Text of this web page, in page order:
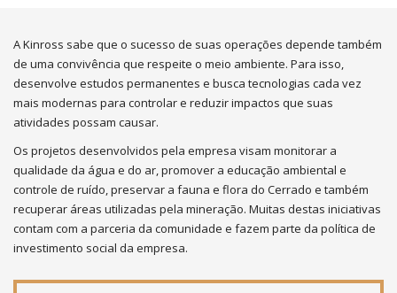
A Kinross sabe que o sucesso de suas operações depende também
de uma convivência que respeite o meio ambiente. Para isso,
desenvolve estudos permanentes e busca tecnologias cada vez
mais modernas para controlar e reduzir impactos que suas
atividades possam causar.
Os projetos desenvolvidos pela empresa visam monitorar a
qualidade da água e do ar, promover a educação ambiental e
controle de ruído, preservar a fauna e flora do Cerrado e também
recuperar áreas utilizadas pela mineração. Muitas destas iniciativas
contam com a parceria da comunidade e fazem parte da política de
investimento social da empresa.